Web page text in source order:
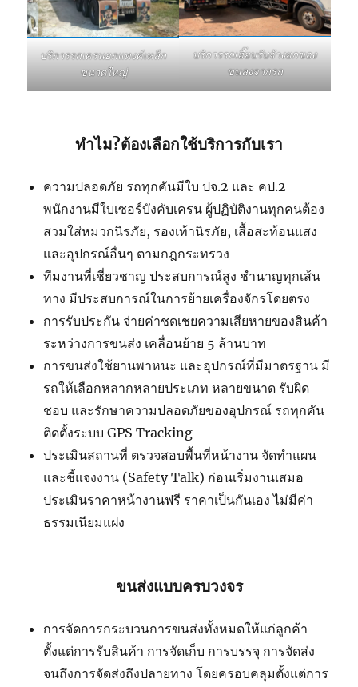
บริการรถเครนยกแทงค์เหล็ก
ขนาดใหญ่
บริการรถเฮี๊ยบรับจ้างยกของ
ขนลงจากรถ
ทำไม?ต้องเลือกใช้บริการกับเรา
ความปลอดภัย รถทุกคันมีใบ ปจ.2 และ คป.2
พนักงานมีใบเซอร์บังคับเครน ผู้ปฏิบัติงานทุกคนต้อง
สวมใส่หมวกนิรภัย, รองเท้านิรภัย, เสื้อสะท้อนแสง
และอุปกรณ์อื่นๆ ตามกฎกระทรวง
ทีมงานที่เชี่ยวชาญ ประสบการณ์สูง ชำนาญทุกเส้น
ทาง มีประสบการณ์ในการย้ายเครื่องจักรโดยตรง
การรับประกัน จ่ายค่าชดเชยความเสียหายของสินค้า
ระหว่างการขนส่ง เคลื่อนย้าย 5 ล้านบาท
การขนส่งใช้ยานพาหนะ และอุปกรณ์ที่มีมาตรฐาน มี
รถให้เลือกหลากหลายประเภท หลายขนาด รับผิด
ชอบ และรักษาความปลอดภัยของอุปกรณ์ รถทุกคัน
ติดตั้งระบบ GPS Tracking
ประเมินสถานที่ ตรวจสอบพื้นที่หน้างาน จัดทำแผน
และชี้แจงงาน (Safety Talk) ก่อนเริ่มงานเสมอ
ประเมินราคาหน้างานฟรี ราคาเป็นกันเอง ไม่มีค่า
ธรรมเนียมแฝง
ขนส่งแบบครบวงจร
การจัดการกระบวนการขนส่งทั้งหมดให้แก่ลูกค้า
ตั้งแต่การรับสินค้า การจัดเก็บ การบรรจุ การจัดส่ง
จนถึงการจัดส่งถึงปลายทาง โดยครอบคลุมตั้งแต่การ